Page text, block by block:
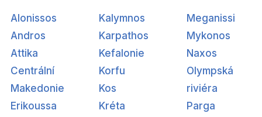
Alonissos
Andros
Attika
Centrální
Makedonie
Erikoussa
Kalymnos
Karpathos
Kefalonie
Korfu
Kos
Kréta
Meganissi
Mykonos
Naxos
Olympská
riviéra
Parga